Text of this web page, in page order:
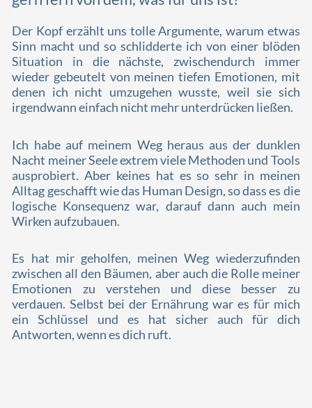
Der Kopf erzählt uns tolle Argumente, warum etwas
Sinn macht und so schlidderte ich von einer blöden
Situation in die nächste, zwischendurch immer
wieder gebeutelt von meinen tiefen Emotionen, mit
denen ich nicht umzugehen wusste, weil sie sich
irgendwann einfach nicht mehr unterdrücken ließen.
Ich habe auf meinem Weg heraus aus der dunklen
Nacht meiner Seele extrem viele Methoden und Tools
ausprobiert. Aber keines hat es so sehr in meinen
Alltag geschafft wie das Human Design, so dass es die
logische Konsequenz war, darauf dann auch mein
Wirken aufzubauen.
Es hat mir geholfen, meinen Weg wiederzufinden
zwischen all den Bäumen, aber auch die Rolle meiner
Emotionen zu verstehen und diese besser zu
verdauen. Selbst bei der Ernährung war es für mich
ein Schlüssel und es hat sicher auch für dich
Antworten, wenn es dich ruft.